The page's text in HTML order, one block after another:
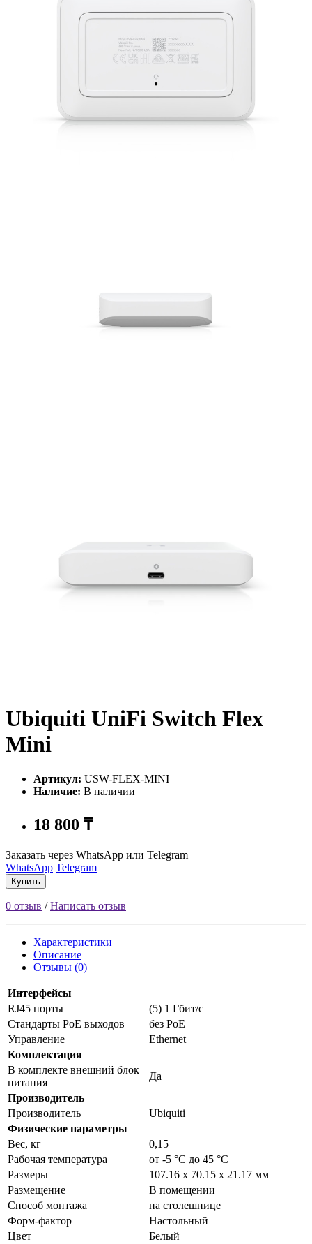
Ubiquiti UniFi Switch Flex
Mini
Артикул: USW-FLEX-MINI
Наличие: В наличии
18 800 ₸
Заказать через WhatsApp или Telegram
WhatsApp Telegram
Купить
0 отзыв /Написать отзыв
Характеристики
Описание
Отзывы (0)
Интерфейсы
RJ45 порты
(5) 1 Гбит/c
Стандарты PoE выходов
без PoE
Управление
Ethernet
Комплектация
В комплекте внешний блок
питания
Да
Производитель
Производитель
Ubiquiti
Физические параметры
Вес, кг
0,15
Рабочая температура
от -5 °C до 45 °C
Размеры
107.16 x 70.15 x 21.17 мм
Размещение
В помещении
Способ монтажа
на столешнице
Форм-фактор
Настольный
Цвет
Белый